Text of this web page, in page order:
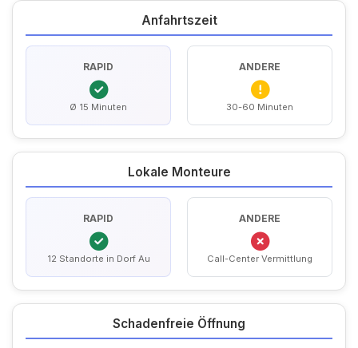
Anfahrtszeit
RAPID
Ø 15 Minuten
ANDERE
30-60 Minuten
Lokale Monteure
RAPID
12 Standorte in Dorf Au
ANDERE
Call-Center Vermittlung
Schadenfreie Öffnung